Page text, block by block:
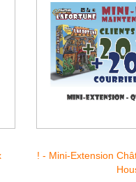
! - Mini-Extension